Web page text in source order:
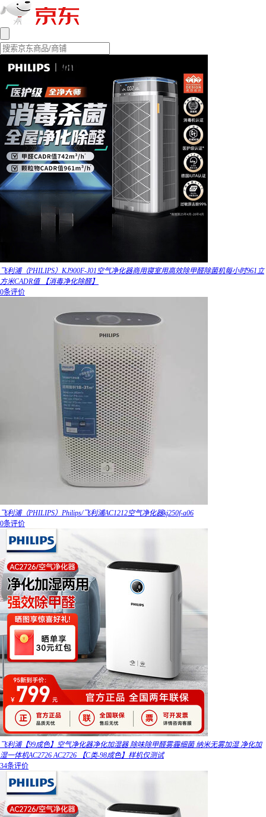
飞利浦（PHILIPS）KJ900F-J01空气净化器商用寝室用高效除甲醛除菌机每小时961立
方米CADR值 【消毒净化除醛】
0条评价
飞利浦（PHILIPS）Philips/飞利浦AC1212空气净化器kj250f-a06
0条评价
飞利浦【99成色】空气净化器净化加湿器 除味除甲醛雾霾细菌 纳米无雾加湿 净化加
湿一体机AC2726 AC2726 【C类-98成色】样机仅测试
34条评价